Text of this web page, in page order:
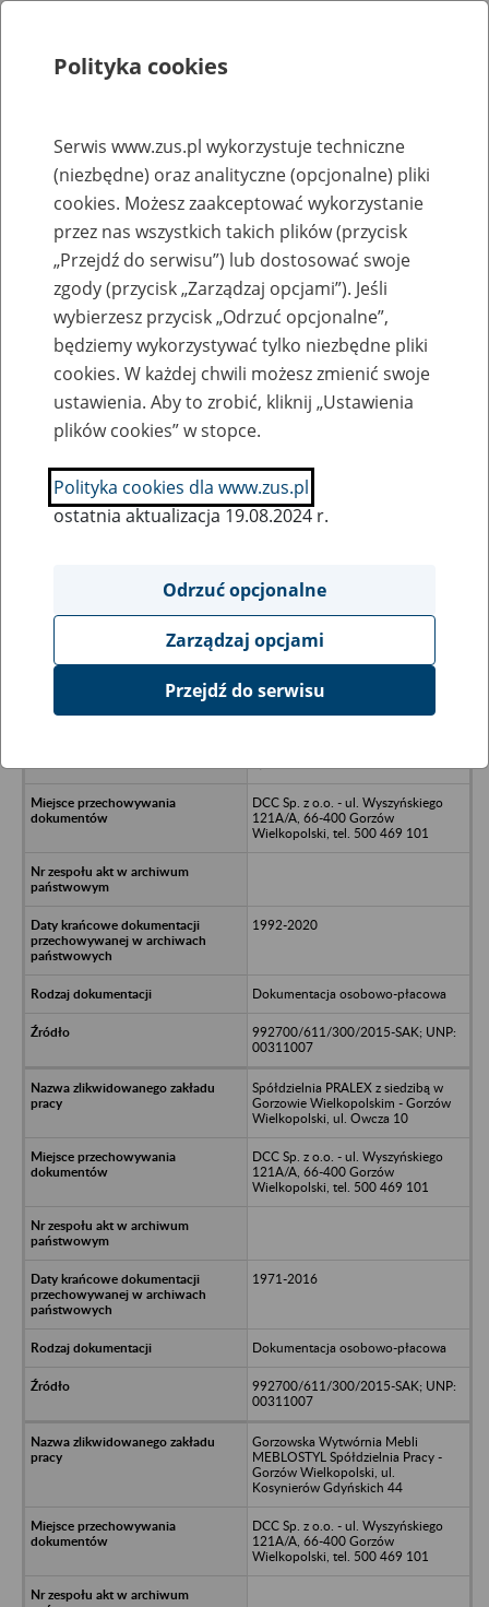
Rejestry, ewidencje i archiwa
Baza zlikwidowanych lub
przekształconych zakładów pracy
Nazwa zakładu pracy:
SZUKAJ
Ukryj wszystkie pozycje bazy
AGORA Sp. z o.o. z siedzibą w
DCC Sp. z o.o. - ul. Wyszyńskiego
121A/A, 66-400 Gorzów
Wielkopolski, tel. 500 469 101
1992-2020
Dokumentacja osobowo-płacowa
992700/611/300/2015-SAK; UNP:
00311007
Spółdzielnia PRALEX z siedzibą w
Gorzowie Wielkopolskim - Gorzów
Wielkopolski, ul. Owcza 10
DCC Sp. z o.o. - ul. Wyszyńskiego
121A/A, 66-400 Gorzów
Wielkopolski, tel. 500 469 101
1971-2016
Dokumentacja osobowo-płacowa
992700/611/300/2015-SAK; UNP:
00311007
Gorzowska Wytwórnia Mebli
MEBLOSTYL Spółdzielnia Pracy -
Gorzów Wielkopolski, ul.
Kosynierów Gdyńskich 44
DCC Sp. z o.o. - ul. Wyszyńskiego
121A/A, 66-400 Gorzów
Wielkopolski, tel. 500 469 101
Polityka cookies
Serwis www.zus.pl wykorzystuje techniczne
(niezbędne) oraz analityczne (opcjonalne) pliki
cookies. Możesz zaakceptować wykorzystanie
przez nas wszystkich takich plików (przycisk
„Przejdź do serwisu”) lub dostosować swoje
zgody (przycisk „Zarządzaj opcjami”). Jeśli
wybierzesz przycisk „Odrzuć opcjonalne”,
będziemy wykorzystywać tylko niezbędne pliki
cookies. W każdej chwili możesz zmienić swoje
ustawienia. Aby to zrobić, kliknij „Ustawienia
plików cookies” w stopce.
Polityka cookies dla www.zus.pl
ostatnia aktualizacja 19.08.2024 r.
Odrzuć opcjonalne
Zarządzaj opcjami
Przejdź do serwisu